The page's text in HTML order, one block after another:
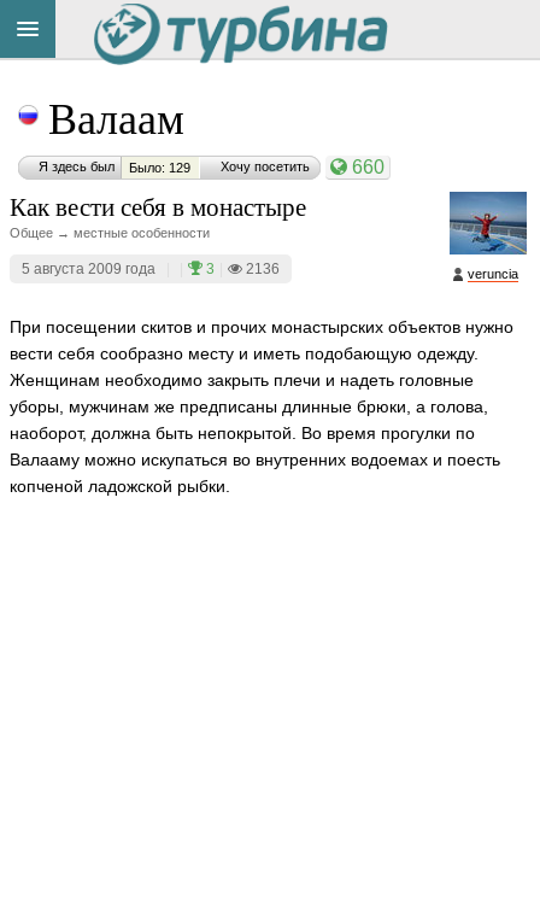
Валаам
Я здесь был Было: 129 Хочу посетить 660
veruncia
Как вести себя в монастыре
Общее → местные особенности
5 августа 2009 года 3 2136
При посещении скитов и прочих монастырских объектов нужно
вести себя сообразно месту и иметь подобающую одежду.
Женщинам необходимо закрыть плечи и надеть головные
уборы, мужчинам же предписаны длинные брюки, а голова,
наоборот, должна быть непокрытой. Во время прогулки по
Валааму можно искупаться во внутренних водоемах и поесть
копченой ладожской рыбки.
на
сайте: